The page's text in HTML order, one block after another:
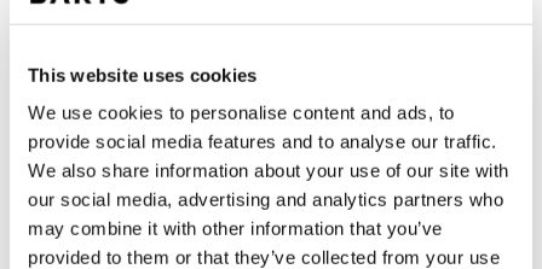
This website uses cookies
We use cookies to personalise content and ads, to
provide social media features and to analyse our traffic.
We also share information about your use of our site with
our social media, advertising and analytics partners who
may combine it with other information that you’ve
provided to them or that they’ve collected from your use
KLEURblack
IN WINKELWAGEN
Bestellingen die op werkdagen vóór 12:00 uur
worden geplaatst, worden dezelfde dag verzonden